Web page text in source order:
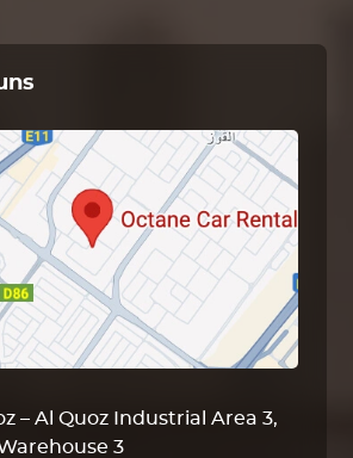
– Al Quoz Industrial Area 3,
3